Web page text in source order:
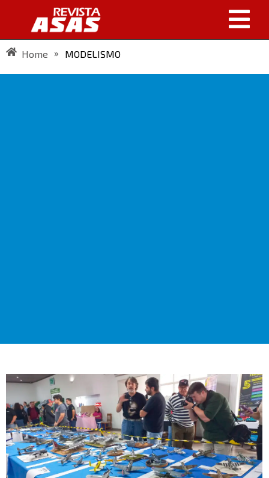
Home » MODELISMO